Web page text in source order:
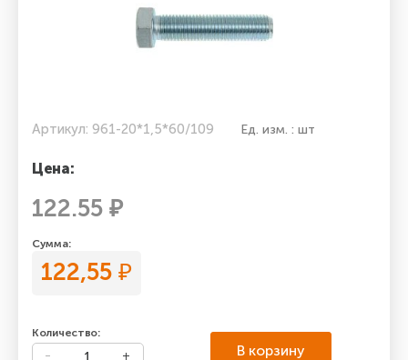
Артикул: 961-20*1,5*60/109 Ед. изм. : шт
Цена:
122.55 ₽
Сумма:
122,55 ₽
Количество:
В корзину